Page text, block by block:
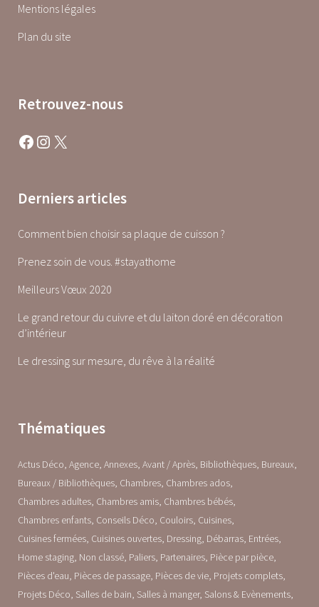
Mentions légales
Plan du site
Retrouvez-nous
Facebook Instagram X
Derniers articles
Comment bien choisir sa plaque de cuisson ?
Prenez soin de vous. #stayathome
Meilleurs Vœux 2020
Le grand retour du cuivre et du laiton doré en décoration
d’intérieur
Le dressing sur mesure, du rêve à la réalité
Thématiques
Actus Déco Agence Annexes Avant / Après Bibliothèques Bureaux
Bureaux / Bibliothèques Chambres Chambres ados
Chambres adultes Chambres amis Chambres bébés
Chambres enfants Conseils Déco Couloirs Cuisines
Cuisines fermées Cuisines ouvertes Dressing Débarras Entrées
Home staging Non classé Paliers Partenaires Pièce par pièce
Pièces d'eau Pièces de passage Pièces de vie Projets complets
Projets Déco Salles de bain Salles à manger Salons & Evènements